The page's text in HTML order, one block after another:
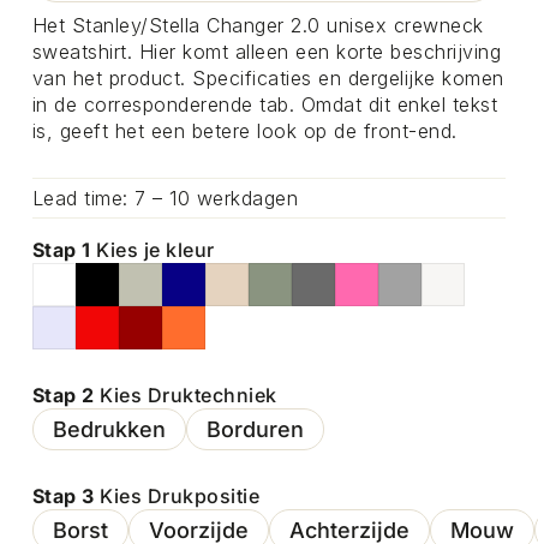
Het Stanley/Stella Changer 2.0 unisex crewneck
sweatshirt. Hier komt alleen een korte beschrijving
van het product. Specificaties en dergelijke komen
in de corresponderende tab. Omdat dit enkel tekst
is, geeft het een betere look op de front-end.
Lead time: 7 – 10 werkdagen
Stap 1 Kies je kleur
Stap 2 Kies Druktechniek
Bedrukken Borduren
Stap 3 Kies Drukpositie
Borst Voorzijde Achterzijde Mouw